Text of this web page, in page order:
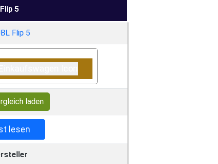
Flip 5
laden
lesen